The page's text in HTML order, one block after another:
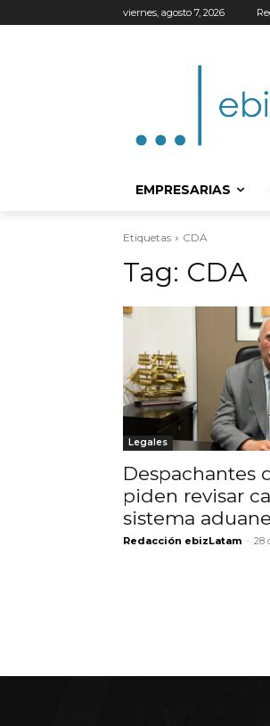
viernes, agosto 7, 2026
EMPRESARIAS
Etiquetas CDA
Tag: CDA
Legales
Despachantes
piden revisar
sistema
Redacción ebizLatam - 28